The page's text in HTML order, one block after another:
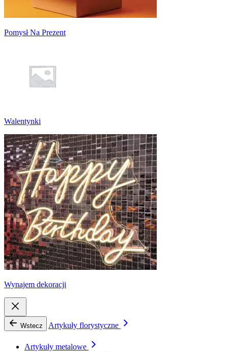
Pomysł Na Prezent
Walentynki
Wynajem dekoracji
Wstecz Artykuły florystyczne
Artykuły metalowe